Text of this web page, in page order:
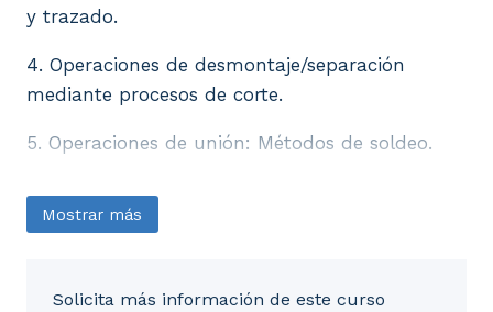
y trazado.
4. Operaciones de desmontaje/separación
mediante procesos de corte.
5. Operaciones de unión: Métodos de soldeo.
Mostrar más
Solicita más información de este curso